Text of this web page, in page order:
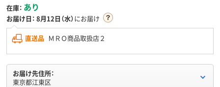
在庫： あり
お届け日： 8月12日（水）にお届け
直送品 ＭＲＯ商品取扱店２
お届け先住所：
東京都江東区